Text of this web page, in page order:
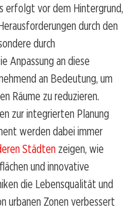
erfolgt vor dem Hintergrund,
durch den
durch
Anpassung an diese
an Bedeutung, um
Räume zu reduzieren.
zur integrierten Planung
werden dabei immer
Städten zeigen, wie
und innovative
die Lebensqualität und
urbanen Zonen verbessert